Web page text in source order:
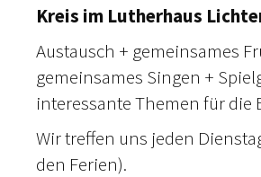
Kreis im Lutherhaus
Austausch + gemeinsames
gemeinsames Singen +
interessante Themen für die
Wir treffen uns jeden
den Ferien).